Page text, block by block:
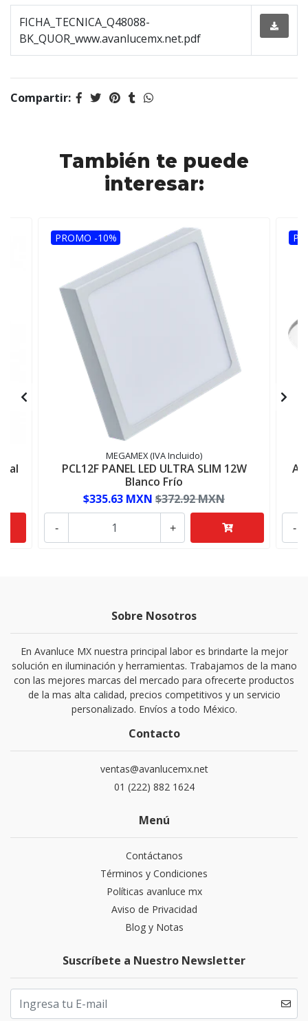
FICHA_TECNICA_Q48088-
BK_QUOR_www.avanlucemx.net.pdf
Compartir:
También te puede
interesar:
PROMO -10%
MEGAMEX (IVA Incluido)
PCL12F PANEL LED ULTRA SLIM 12W
Blanco Frío
$335.63 MXN $372.92 MXN
+
- -
Sobre Nosotros
En Avanluce MX nuestra principal labor es brindarte la mejor
solución en iluminación y herramientas. Trabajamos de la mano
con las mejores marcas del mercado para ofrecerte productos
de la mas alta calidad, precios competitivos y un servicio
personalizado. Envíos a todo México.
Contacto
ventas@avanlucemx.net
01 (222) 882 1624
Menú
Contáctanos
Términos y Condiciones
Políticas avanluce mx
Aviso de Privacidad
Blog y Notas
Suscríbete a Nuestro Newsletter